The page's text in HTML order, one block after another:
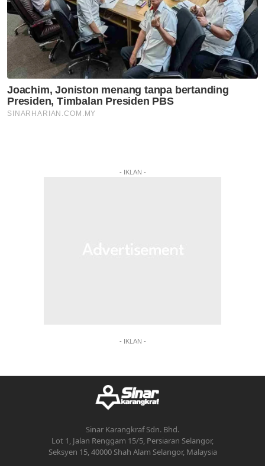
- IKLAN -
- IKLAN -
Sinar Karangkraf Sdn. Bhd.
Lot 1, Jalan Renggam 15/5, Persiaran Selangor,
Seksyen 15, 40000 Shah Alam Selangor, Malaysia